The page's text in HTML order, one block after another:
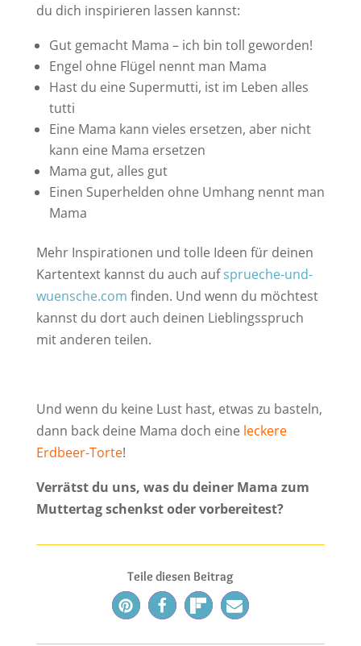
du dich inspirieren lassen kannst:
Gut gemacht Mama – ich bin toll geworden!
Engel ohne Flügel nennt man Mama
Hast du eine Supermutti, ist im Leben alles
tutti
Eine Mama kann vieles ersetzen, aber nicht
kann eine Mama ersetzen
Mama gut, alles gut
Einen Superhelden ohne Umhang nennt man
Mama
Mehr Inspirationen und tolle Ideen für deinen
Kartentext kannst du auch aufsprueche-und-
wuensche.com finden. Und wenn du möchtest
kannst du dort auch deinen Lieblingsspruch
mit anderen teilen.
Und wenn du keine Lust hast, etwas zu basteln,
dann back deine Mama doch eine leckere
Erdbeer-Torte!
Verrätst du uns, was du deiner Mama zum
Muttertag schenkst oder vorbereitest?
Teile diesen Beitrag